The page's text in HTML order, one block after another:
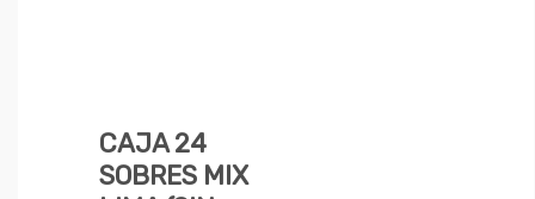
CAJA 24
SOBRES MIX